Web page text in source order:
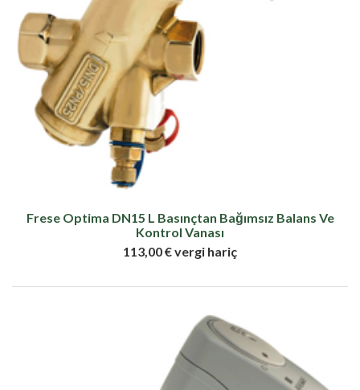
Frese Optima DN15 L Basınçtan Bağımsız Balans Ve
Kontrol Vanası
113,00 € vergi hariç